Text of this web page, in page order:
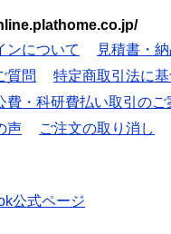
ンについて
見積書・
質問
特定商取引法に
費・科研費払い取引のご
声 ご注文の取り消し
公式ページ